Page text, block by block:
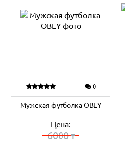
0
Мужская футболка OBEY
Цена:
6000₸